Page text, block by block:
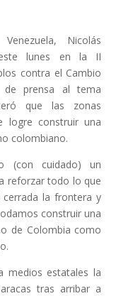
Nicolás
lunes en la II
contra el Cambio
de prensa al tema
que las zonas
logre construir una
colombiano.
(con cuidado) un
reforzar todo lo que
la frontera y
construir una
de Colombia como
medios estatales la
tras arribar a